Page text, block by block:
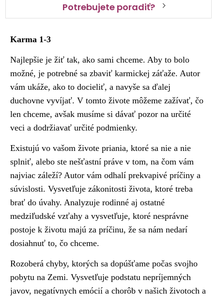
Potrebujete poradiť?
Karma 1-3
Najlepšie je žiť tak, ako sami chceme. Aby to bolo
možné, je potrebné sa zbaviť karmickej záťaže. Autor
vám ukáže, ako to docieliť, a navyše sa ďalej
duchovne vyvíjať. V tomto živote môžeme zažívať, čo
len chceme, avšak musíme si dávať pozor na určité
veci a dodržiavať určité podmienky.
Existujú vo vašom živote priania, ktoré sa nie a nie
splniť, alebo ste nešťastní práve v tom, na čom vám
najviac záleží? Autor vám odhalí prekvapivé príčiny a
súvislosti. Vysvetľuje zákonitosti života, ktoré treba
brať do úvahy. Analyzuje rodinné aj ostatné
medziľudské vzťahy a vysvetľuje, ktoré nesprávne
postoje k životu majú za príčinu, že sa nám nedarí
dosiahnuť to, čo chceme.
Rozoberá chyby, ktorých sa dopúšťame počas svojho
pobytu na Zemi. Vysvetľuje podstatu nepríjemných
javov, negatívnych emócií a chorôb v našich životoch a